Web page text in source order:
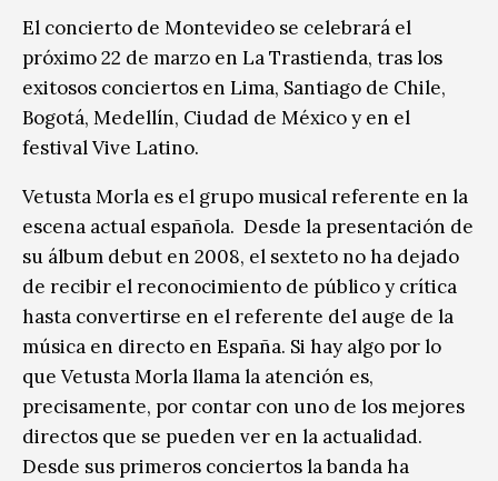
El concierto de Montevideo se celebrará el
próximo 22 de marzo en La Trastienda, tras los
exitosos conciertos en Lima, Santiago de Chile,
Bogotá, Medellín, Ciudad de México y en el
festival Vive Latino.
Vetusta Morla es el grupo musical referente en la
escena actual española. Desde la presentación de
su álbum debut en 2008, el sexteto no ha dejado
de recibir el reconocimiento de público y crítica
hasta convertirse en el referente del auge de la
música en directo en España. Si hay algo por lo
que Vetusta Morla llama la atención es,
precisamente, por contar con uno de los mejores
directos que se pueden ver en la actualidad.
Desde sus primeros conciertos la banda ha